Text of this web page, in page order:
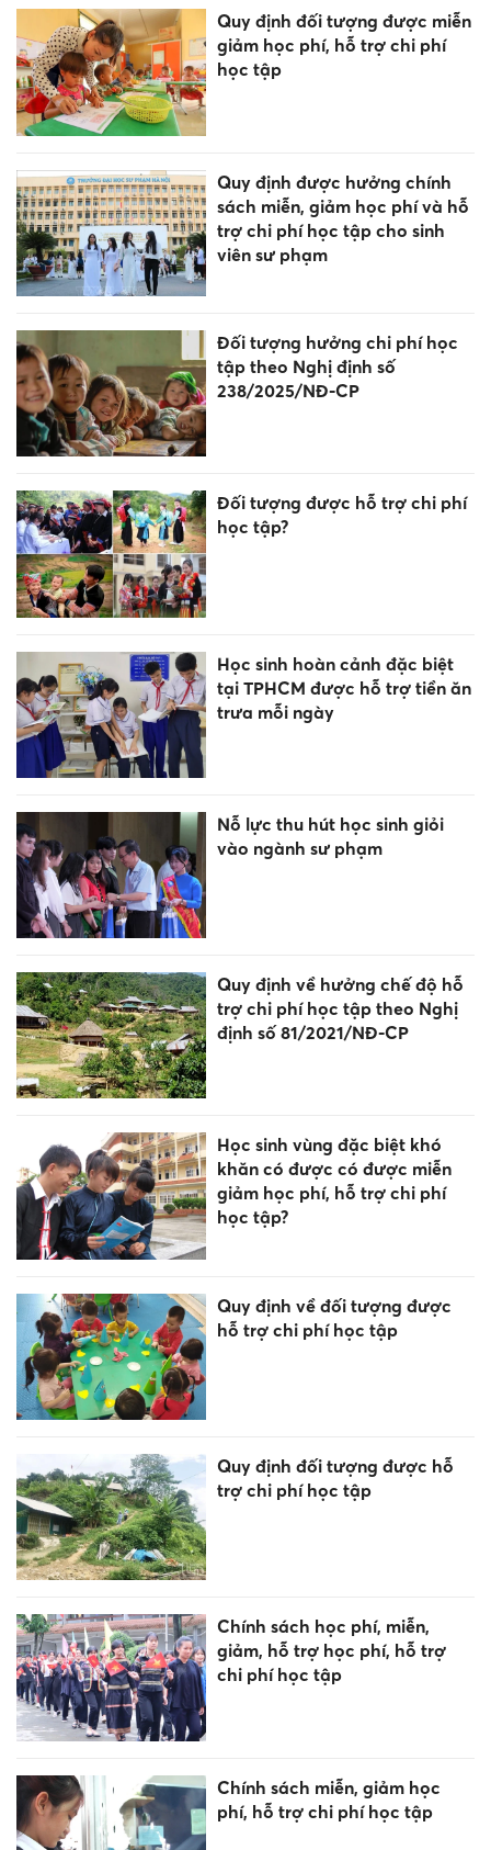
Quy định đối tượng được miễn
giảm học phí, hỗ trợ chi phí
học tập
Quy định được hưởng chính
sách miễn, giảm học phí và hỗ
trợ chi phí học tập cho sinh
viên sư phạm
Đối tượng hưởng chi phí học
tập theo Nghị định số
238/2025/NĐ-CP
Đối tượng được hỗ trợ chi phí
học tập?
Học sinh hoàn cảnh đặc biệt
tại TPHCM được hỗ trợ tiền ăn
trưa mỗi ngày
Nỗ lực thu hút học sinh giỏi
vào ngành sư phạm
Quy định về hưởng chế độ hỗ
trợ chi phí học tập theo Nghị
định số 81/2021/NĐ-CP
Học sinh vùng đặc biệt khó
khăn có được có được miễn
giảm học phí, hỗ trợ chi phí
học tập?
Quy định về đối tượng được
hỗ trợ chi phí học tập
Quy định đối tượng được hỗ
trợ chi phí học tập
Chính sách học phí, miễn,
giảm, hỗ trợ học phí, hỗ trợ
chi phí học tập
Chính sách miễn, giảm học
phí, hỗ trợ chi phí học tập